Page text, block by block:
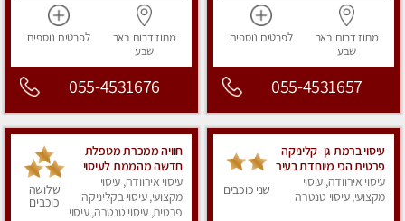
מחוז דרום באר
שבע
לפרטים נוספים
055-4531657
מחוז דרום באר
שבע
לפרטים נוספים
055-4531676
עיסוי ברמת גן -קליניקה
פרטית הכי מיוחדת בעיר
עיסוי אירוודה, עיסוי
מקצועי, עיסוי טנטרה
שני כוכבים
חוויה ממכרת מטפלת
חדשה מהממת לעיסוי
טנטרי המשלב בתוכו
טכניקות רבות מעולם
המזרח
עיסוי אירוודה, עיסוי
מקצועי, עיסוי בקליניקה
פרטית, עיסוי טנטרה, עיסוי
שלושה
כוכבים